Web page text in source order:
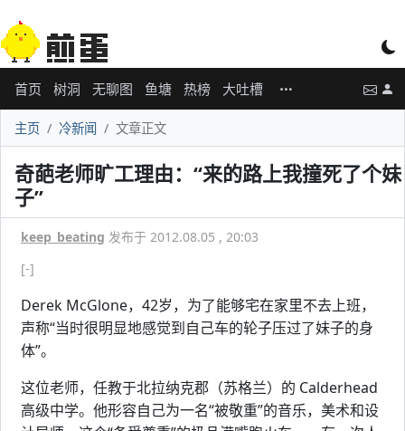
首页 树洞 无聊图 鱼塘 热榜 大吐槽
主页 冷新闻 文章正文
奇葩老师旷工理由：“来的路上我撞死了个妹
子”
keep_beating 发布于 2012.08.05 , 20:03
[-]
Derek McGlone，42岁，为了能够宅在家里不去上班，
声称“当时很明显地感觉到自己车的轮子压过了妹子的身
体”。
这位老师，任教于北拉纳克郡（苏格兰）的 Calderhead
高级中学。他形容自己为一名“被敬重”的音乐，美术和设